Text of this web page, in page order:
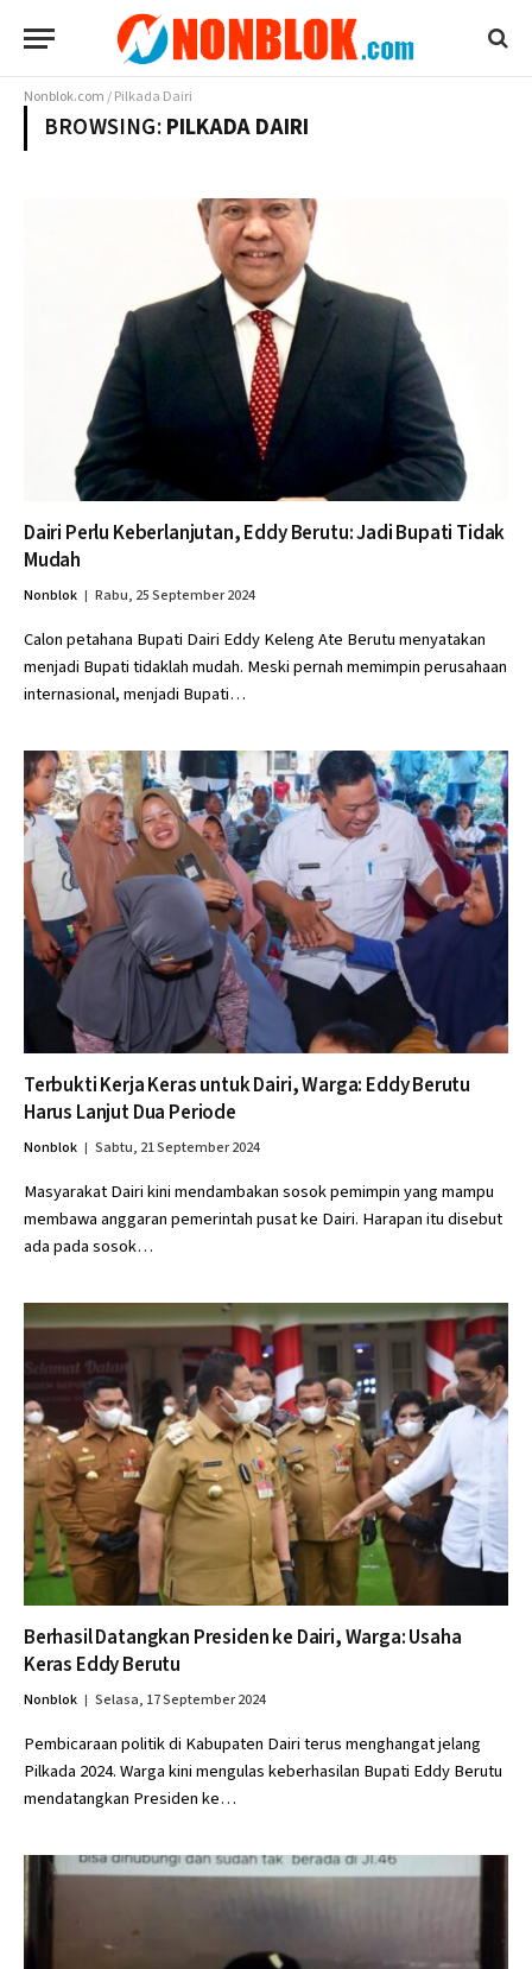
Nonblok.com/Pilkada Dairi
BROWSING:PILKADA DAIRI
Dairi Perlu Keberlanjutan, Eddy Berutu: Jadi Bupati Tidak
Mudah
Nonblok Rabu, 25 September 2024
Calon petahana Bupati Dairi Eddy Keleng Ate Berutu menyatakan
menjadi Bupati tidaklah mudah. Meski pernah memimpin perusahaan
internasional, menjadi Bupati…
Terbukti Kerja Keras untuk Dairi, Warga: Eddy Berutu
Harus Lanjut Dua Periode
Nonblok Sabtu, 21 September 2024
Masyarakat Dairi kini mendambakan sosok pemimpin yang mampu
membawa anggaran pemerintah pusat ke Dairi. Harapan itu disebut
ada pada sosok…
Berhasil Datangkan Presiden ke Dairi, Warga: Usaha
Keras Eddy Berutu
Nonblok Selasa, 17 September 2024
Pembicaraan politik di Kabupaten Dairi terus menghangat jelang
Pilkada 2024. Warga kini mengulas keberhasilan Bupati Eddy Berutu
mendatangkan Presiden ke…